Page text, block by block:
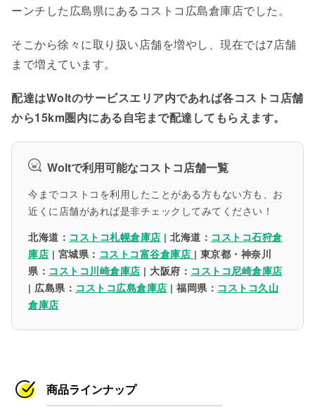
ーンチした広島県にあるコストコ広島倉庫店でした。
そこから徐々に取り扱い店舗を増やし、現在では7店舗
まで増えています。
配達はWoltのサービスエリア内であれば各コストコ店舗
から15km圏内にある自宅まで配達してもらえます。
Woltで利用可能なコストコ店舗一覧
今までコストコを利用したことがある方もない方も、お
近くに店舗があれば是非チェックしてみてください！
北海道： コストコ札幌倉庫店 | 北海道： コストコ石狩倉
庫店 | 宮城県： コストコ富谷倉庫店 | 東京都・神奈川
県： コストコ川崎倉庫店 | 大阪府： コストコ尼崎倉庫店
| 広島県： コストコ広島倉庫店 | 福岡県： コストコ久山
倉庫店
商品ラインナップ